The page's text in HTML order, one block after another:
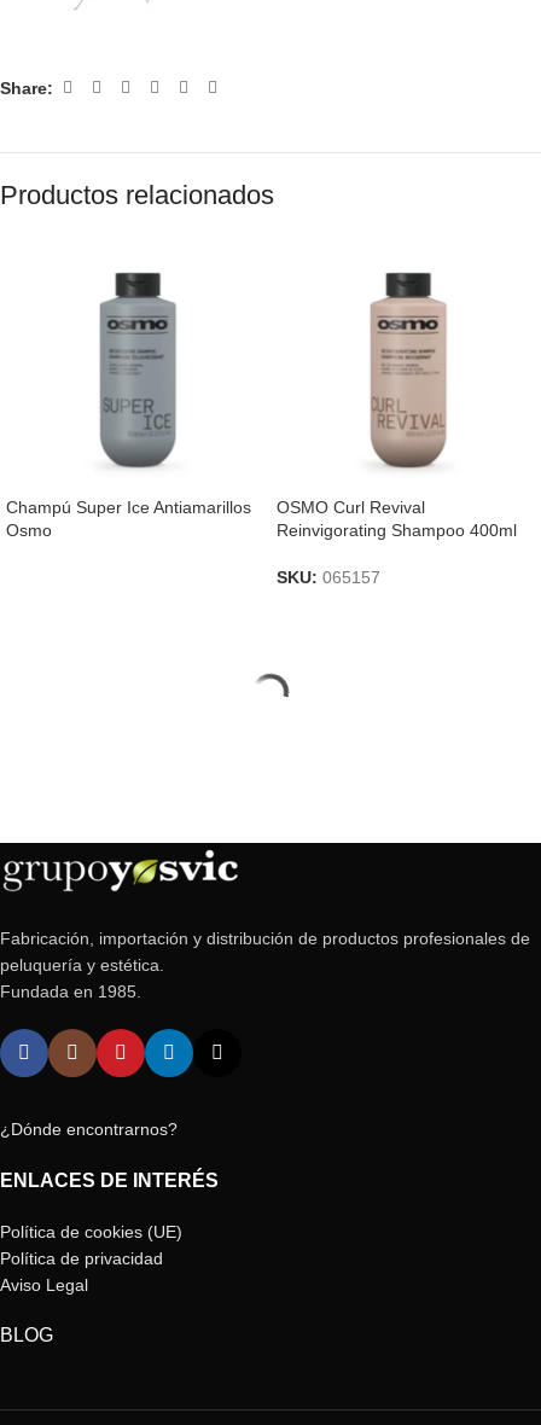
Share:
Productos relacionados
Champú Super Ice Antiamarillos
Osmo
OSMO Curl Revival
Reinvigorating Shampoo 400ml
SKU: 065157
Fabricación, importación y distribución de productos profesionales de
peluquería y estética.
Fundada en 1985.
¿Dónde encontrarnos?
ENLACES DE INTERÉS
Política de cookies (UE)
Política de privacidad
Aviso Legal
BLOG